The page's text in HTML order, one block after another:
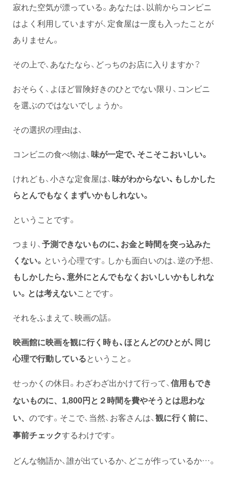
寂れた空気が漂っている。あなたは、以前からコンビニ
はよく利用していますが、定食屋は一度も入ったことが
ありません。
その上で、あなたなら、どっちのお店に入りますか？
おそらく、よほど冒険好きのひとでない限り、コンビニ
を選ぶのではないでしょうか。
その選択の理由は、
コンビニの食べ物は、味が一定で、そこそこおいしい。
けれども、小さな定食屋は、味がわからない、もしかした
らとんでもなくまずいかもしれない。
ということです。
つまり、予測できないものに、お金と時間を突っ込みた
くない。 という心理です。しかも面白いのは、逆の予想、
もしかしたら、意外にとんでもなくおいしいかもしれな
い。とは考えないことです。
それをふまえて、映画の話。
映画館に映画を観に行く時も、ほとんどのひとが、同じ
心理で行動しているということ。
せっかくの休日。わざわざ出かけて行って、 信用もでき
ないものに、1,800円と２時間を費やそうとは思わな
い、 のです。そこで、当然、お客さんは、 観に行く前に、
事前チェックするわけです。
どんな物語か、誰が出ているか、どこが作っているか…。